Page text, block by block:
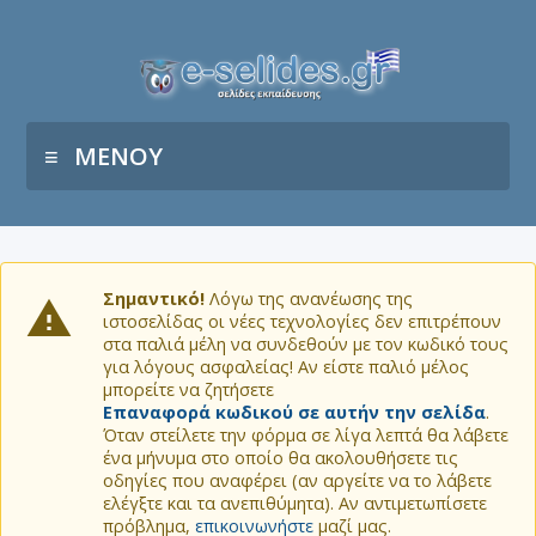
ΜΕΝΟΥ
Σημαντικό! Λόγω της ανανέωσης της
ιστοσελίδας οι νέες τεχνολογίες δεν επιτρέπουν
στα παλιά μέλη να συνδεθούν με τον κωδικό τους
για λόγους ασφαλείας! Αν είστε παλιό μέλος
μπορείτε να ζητήσετε
Επαναφορά κωδικού σε αυτήν την σελίδα.
Όταν στείλετε την φόρμα σε λίγα λεπτά θα λάβετε
ένα μήνυμα στο οποίο θα ακολουθήσετε τις
οδηγίες που αναφέρει (αν αργείτε να το λάβετε
ελέγξτε και τα ανεπιθύμητα). Αν αντιμετωπίσετε
πρόβλημα, επικοινωνήστε μαζί μας.